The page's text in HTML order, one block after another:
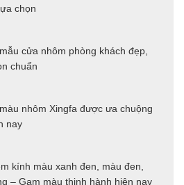
chọn
cửa nhôm phòng khách đẹp,
chuẩn
nhôm Xingfa được ưa chuộng
nay
kính màu xanh đen, màu đen,
– Gam màu thịnh hành hiện nay